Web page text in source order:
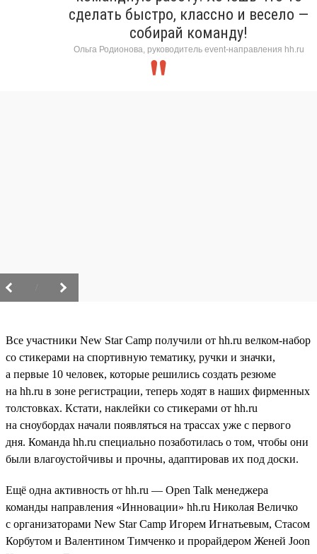
сделать быстро, классно и весело —
собирай команду!
Ольга Родионова, руководитель event-направления hh.ru
Все участники New Star Camp получили от hh.ru велком-набор
со стикерами на спортивную тематику, ручки и значки,
а первые 10 человек, которые решились создать резюме
на hh.ru в зоне регистрации, теперь ходят в наших фирменных
толстовках. Кстати, наклейки со стикерами от hh.ru
на сноубордах начали появляться на трассах уже с первого
дня. Команда hh.ru специально позаботилась о том, чтобы они
были влагоустойчивы и прочны, адаптировав их под доски.
Ещё одна активность от hh.ru — Open Talk менеджера
команды направления «Инновации» hh.ru Николая Величко
с организаторами New Star Camp Игорем Игнатьевым, Стасом
Корбутом и Валентином Тимченко и прорайдером Женей Joon